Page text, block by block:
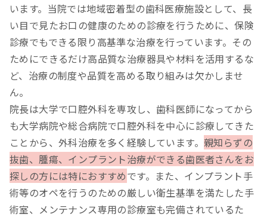
います。当院では地域密着型の歯科医療施設として、長
い目で見たお口の健康のための診療を行うために、保険
診療でもできる限り高基準な治療を行っています。その
ためにできるだけ高品質な治療器具や材料を活用するな
ど、治療の制度や品質を高める取り組みは欠かしませ
ん。
院長は大学で口腔外科を専攻し、歯科医師になってから
も大学病院や総合病院で口腔外科を中心に診療してきた
ことから、外科治療を多く経験しています。 親知らずの
抜歯、腫瘍、インプラント治療ができる歯医者さんをお
探しの方には特におすすめです。また、インプラント手
術等のオペを行うのための厳しい衛生基準を満たした手
術室、メンテナンス専用の診療室も完備されているた